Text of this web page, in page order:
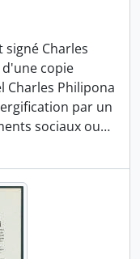
signé Charles
copie
Charles Philipona
par un
sociaux ou…